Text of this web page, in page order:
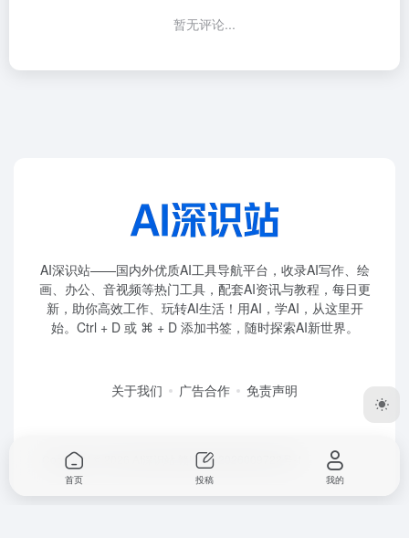
关于我们 广告合作 免责声明
Copyright © 2026AI深识站赣ICP备2026009722号-1
首页 投稿 我的